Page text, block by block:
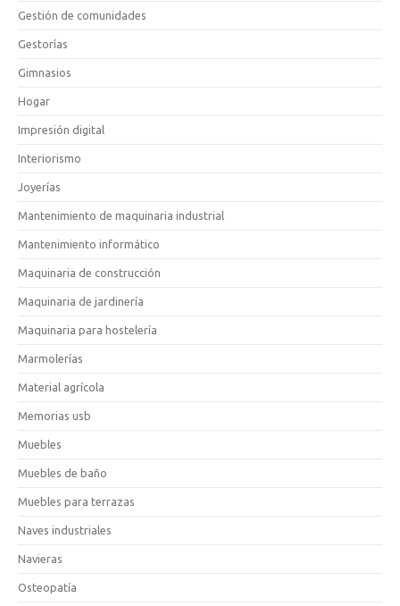
Gestión de comunidades
Gestorías
Gimnasios
Hogar
Impresión digital
Interiorismo
Joyerías
Mantenimiento de maquinaria industrial
Mantenimiento informático
Maquinaria de construcción
Maquinaria de jardinería
Maquinaria para hostelería
Marmolerías
Material agrícola
Memorias usb
Muebles
Muebles de baño
Muebles para terrazas
Naves industriales
Navieras
Osteopatía